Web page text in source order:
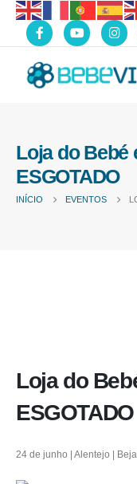
Loja do Bebé
ESGOTADO
INÍCIO EVENTOS
Loja do
ESGOTADO
24 de junho | Alentejo | Beja